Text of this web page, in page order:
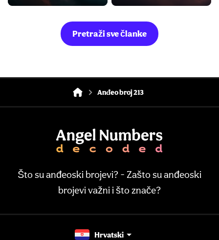
Pretraži sve članke
Anđeo broj 213
Što su anđeoski brojevi? - Zašto su anđeoski
brojevi važni i što znače?
Hrvatski